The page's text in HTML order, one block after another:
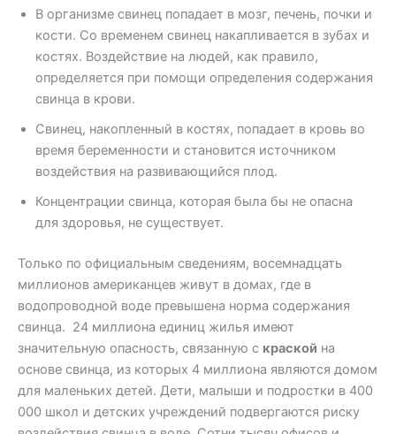
В организме свинец попадает в мозг, печень, почки и
кости. Со временем свинец накапливается в зубах и
костях. Воздействие на людей, как правило,
определяется при помощи определения содержания
свинца в крови.
Свинец, накопленный в костях, попадает в кровь во
время беременности и становится источником
воздействия на развивающийся плод.
Концентрации свинца, которая была бы не опасна
для здоровья, не существует.
Только по официальным сведениям, восемнадцать
миллионов американцев живут в домах, где в
водопроводной воде превышена норма содержания
свинца. 24 миллиона единиц жилья имеют
значительную опасность, связанную с краской на
основе свинца, из которых 4 миллиона являются домом
для маленьких детей. Дети, малыши и подростки в 400
000 школ и детских учреждений подвергаются риску